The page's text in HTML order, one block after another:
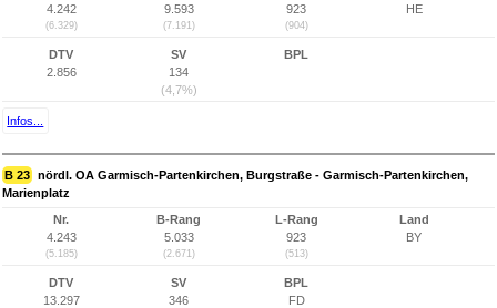
4.242
(6.329)
9.593
(7.191)
923
(904)
HE
DTV
2.856
SV
134
(4,7%)
BPL
Infos...
B 23 nördl. OA Garmisch-Partenkirchen, Burgstraße - Garmisch-Partenkirchen,
Marienplatz
Nr.
4.243
(5.185)
B-Rang
5.033
(2.671)
L-Rang
923
(513)
Land
BY
DTV
13.297
SV
346
BPL
FD